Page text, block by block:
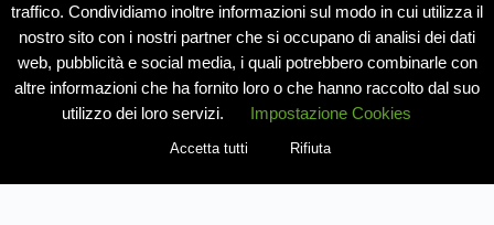
traffico. Condividiamo inoltre informazioni sul modo in cui utilizza il
nostro sito con i nostri partner che si occupano di analisi dei dati
web, pubblicità e social media, i quali potrebbero combinarle con
altre informazioni che ha fornito loro o che hanno raccolto dal suo
utilizzo dei loro servizi.
Impostazione Cookies
Accetta tutti Rifiuta